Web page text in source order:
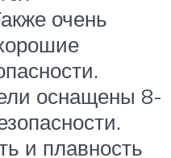
очень
оснащены 8-
и плавность